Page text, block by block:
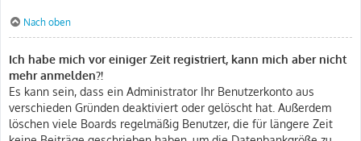
Nach oben
Ich habe mich vor einiger Zeit registriert, kann mich aber nicht
mehr anmelden?!
Es kann sein, dass ein Administrator Ihr Benutzerkonto aus
verschieden Gründen deaktiviert oder gelöscht hat. Außerdem
löschen viele Boards regelmäßig Benutzer, die für längere Zeit